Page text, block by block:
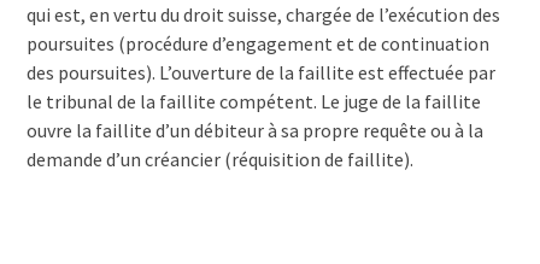
qui est, en vertu du droit suisse, chargée de l’exécution des
poursuites (procédure d’engagement et de continuation
des poursuites). L’ouverture de la faillite est effectuée par
le tribunal de la faillite compétent. Le juge de la faillite
ouvre la faillite d’un débiteur à sa propre requête ou à la
demande d’un créancier (réquisition de faillite).